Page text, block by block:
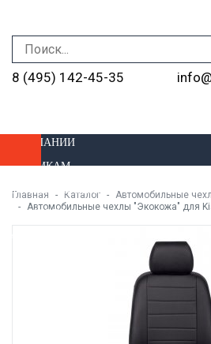
8 (495) 142-45-35
О КОМПАНИИ
ОПТОВИКАМ
ДОСТАВКА И ОПЛАТА
УСТАНОВКА
Главная Каталог
Автомобильные
Автомобильные чехлы "Экокожа" для